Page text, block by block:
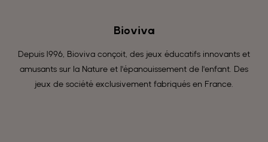
Bioviva
Depuis 1996, Bioviva conçoit, des jeux éducatifs innovants et
amusants sur la Nature et l'épanouissement de l'enfant. Des
jeux de société exclusivement fabriqués en France.